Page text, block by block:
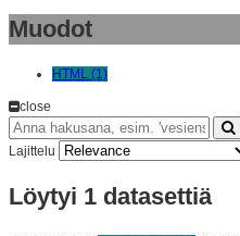
Muodot
HTML (1)
close
Lajittelu
Löytyi 1 datasettiä